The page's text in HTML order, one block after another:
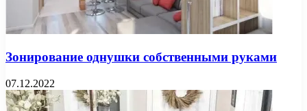
Зонирование однушки собственными руками
07.12.2022